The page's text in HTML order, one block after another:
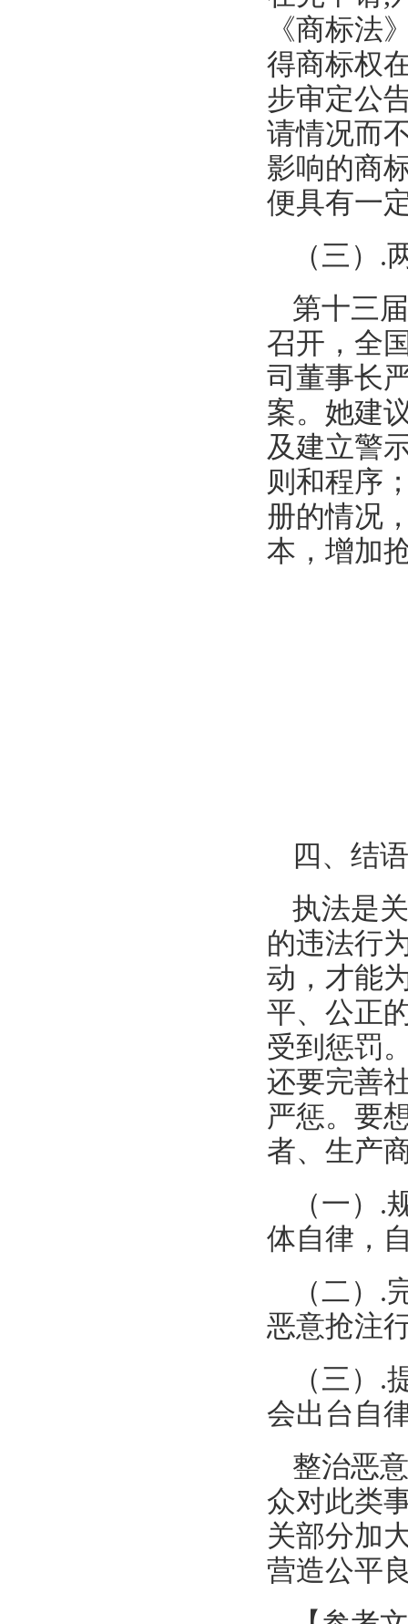
《商标法
得商标权
步审定公
请情况而
影响的商
便具有一
（三）.
第十三
召开，全
司董事长
案。她建
及建立警
则和程序
册的情况
本，增加
四、结语
执法是
的违法行
动，才能
平、公正
受到惩罚
还要完善
严惩。要
者、生产
（一）
体自律，
（二）
恶意抢注
（三）
会出台自
整治恶
众对此类
关部分加
营造公平